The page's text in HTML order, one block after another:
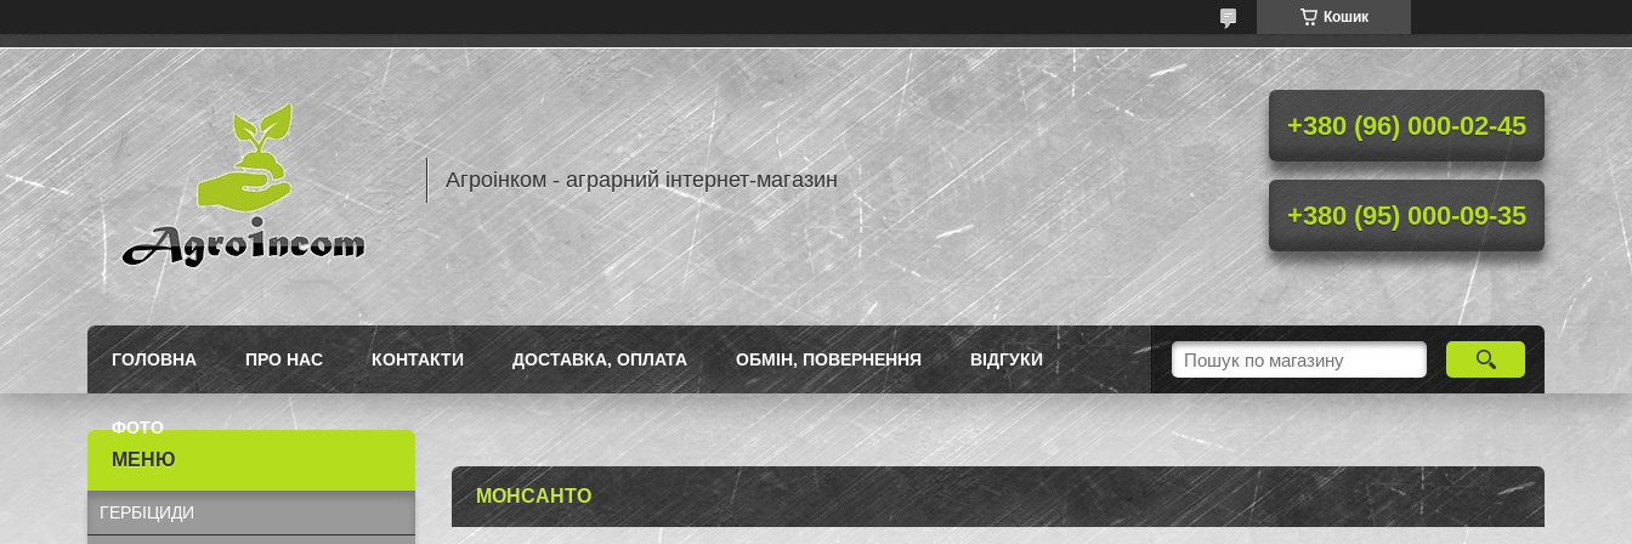
Кошик
Агроінком - аграрний інтернет-магазин
+380 (96) 000-02-45
+380 (95) 000-09-35
ГОЛОВНА ПРО НАС КОНТАКТИ ДОСТАВКА, ОПЛАТА ОБМІН, ПОВЕРНЕННЯ ВІДГУКИ
ФОТО
МОНСАНТО
ГЕРБІЦИДИ